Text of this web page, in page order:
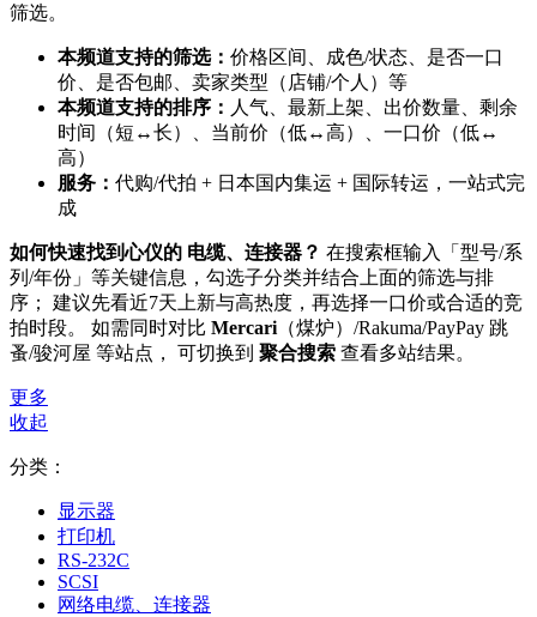
筛选。
本频道支持的筛选： 价格区间、成色/状态、是否一口
价、是否包邮、卖家类型（店铺/个人）等
本频道支持的排序： 人气、最新上架、出价数量、剩余
时间（短↔长）、当前价（低↔高）、一口价（低↔
高）
服务： 代购/代拍 + 日本国内集运 + 国际转运，一站式完
成
如何快速找到心仪的 电缆、连接器？ 在搜索框输入「型号/系
列/年份」等关键信息，勾选子分类并结合上面的筛选与排
序； 建议先看近7天上新与高热度，再选择一口价或合适的竞
拍时段。 如需同时对比 Mercari （煤炉）/Rakuma/PayPay 跳
蚤/骏河屋 等站点， 可切换到 聚合搜索 查看多站结果。
更多
收起
分类：
显示器
打印机
RS-232C
SCSI
网络电缆、连接器